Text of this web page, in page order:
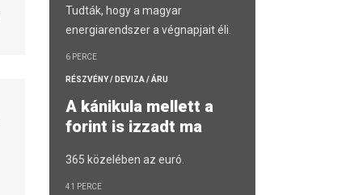
Tudták, hogy a magyar
energiarendszer a végnapjait éli.
6 PERCE
RÉSZVÉNY / DEVIZA / ÁRU
A kánikula mellett a
forint is izzadt ma
365 közelében az euró.
41 PERCE